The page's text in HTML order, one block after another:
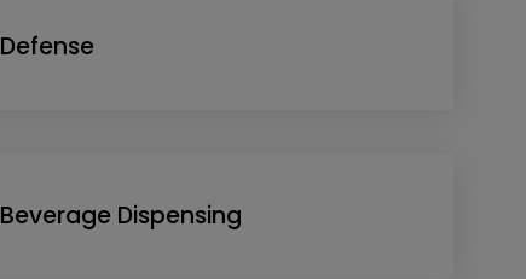
Defense
Beverage Dispensing